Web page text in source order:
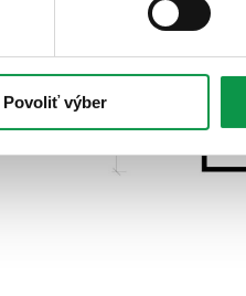
Povoliť výber